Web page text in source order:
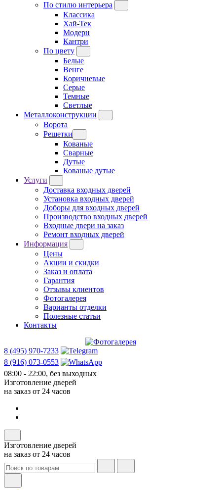
По стилю интерьера
Классика
Хай-Тек
Модерн
Кантри
По цвету
Белые
Венге
Коричневые
Серые
Темные
Светлые
Металлоконструкции
Ворота
Решетки
Кованые
Сварные
Дутые
Кованые дутые
Услуги
Доставка входных дверей
Установка входных дверей
Доборы для входных дверей
Производство входных дверей
Входные двери на заказ
Ремонт входных дверей
Информация
Цены
Акции и скидки
Заказ и оплата
Гарантия
Отзывы клиентов
Фотогалерея
Варианты отделки
Полезные статьи
Контакты
8 (495) 970-7233
8 (916) 073-0553
08:00 - 22:00, без выходных
Изготовление дверей
на заказ от 24 часов
Изготовление дверей
на заказ от 24 часов